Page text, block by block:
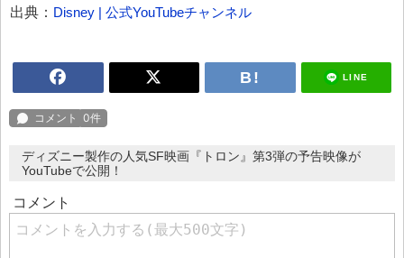
出典： Disney | 公式YouTubeチャンネル
LINE
ディズニー製作の人気SF映画『トロン』第3弾の予告映像が
YouTubeで公開！